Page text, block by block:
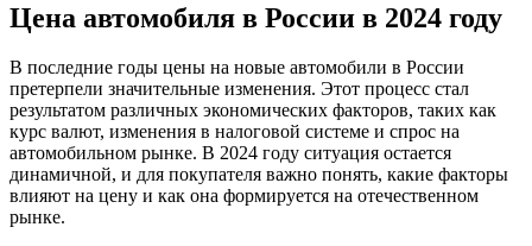
Цена автомобиля в России в 2024 году
В последние годы цены на новые автомобили в России
претерпели значительные изменения. Этот процесс стал
результатом различных экономических факторов, таких как
курс валют, изменения в налоговой системе и спрос на
автомобильном рынке. В 2024 году ситуация остается
динамичной, и для покупателя важно понять, какие факторы
влияют на цену и как она формируется на отечественном
рынке.